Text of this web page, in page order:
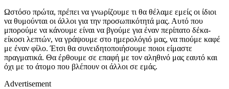
Ωστόσο πρώτα, πρέπει να γνωρίζουμε τι θα θέλαμε εμείς οι ίδιοι
να θυμούνται οι άλλοι για την προσωπικότητά μας. Αυτό που
μπορούμε να κάνουμε είναι να βγούμε για έναν περίπατο δέκα-
είκοσι λεπτών, να γράψουμε στο ημερολόγιό μας, να πιούμε καφέ
με έναν φίλο. Έτσι θα συνειδητοποιήσουμε ποιοι είμαστε
πραγματικά. Θα έρθουμε σε επαφή με τον αληθινό μας εαυτό και
όχι με το άτομο που βλέπουν οι άλλοι σε εμάς.
Advertisement